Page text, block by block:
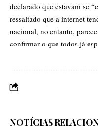
declarado que estavam se
ressaltado que a internet
nacional, no entanto,
confirmar o que todos já
NOTÍCIAS